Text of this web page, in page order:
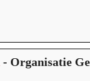
- Organisatie